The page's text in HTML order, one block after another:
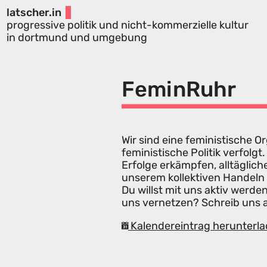
latscher.in
progressive politik und nicht-kommerzielle kultur
in dortmund und umgebung
FeminRuhr
Wir sind eine feministische
feministische Politik
Erfolge erkämpfen,
unserem kollektiven
Du willst mit uns aktiv
uns vernetzen? Schreib uns
Kalendereintrag